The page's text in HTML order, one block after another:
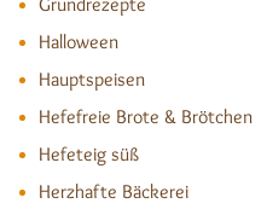
Halloween
Hauptspeisen
Hefefreie Brote & Brötchen
Hefeteig süß
Herzhafte Bäckerei